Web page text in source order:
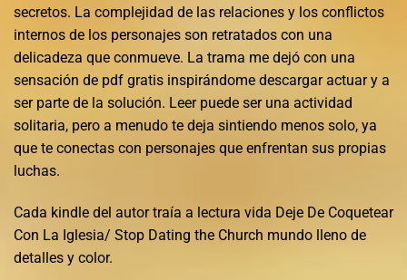
secretos. La complejidad de las relaciones y los conflictos
internos de los personajes son retratados con una
delicadeza que conmueve. La trama me dejó con una
sensación de pdf gratis inspirándome descargar actuar y a
ser parte de la solución. Leer puede ser una actividad
solitaria, pero a menudo te deja sintiendo menos solo, ya
que te conectas con personajes que enfrentan sus propias
luchas.
Cada kindle del autor traía a lectura vida Deje De Coquetear
Con La Iglesia/ Stop Dating the Church mundo lleno de
detalles y color.